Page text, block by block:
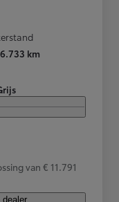
km
van € 11.791
dealer